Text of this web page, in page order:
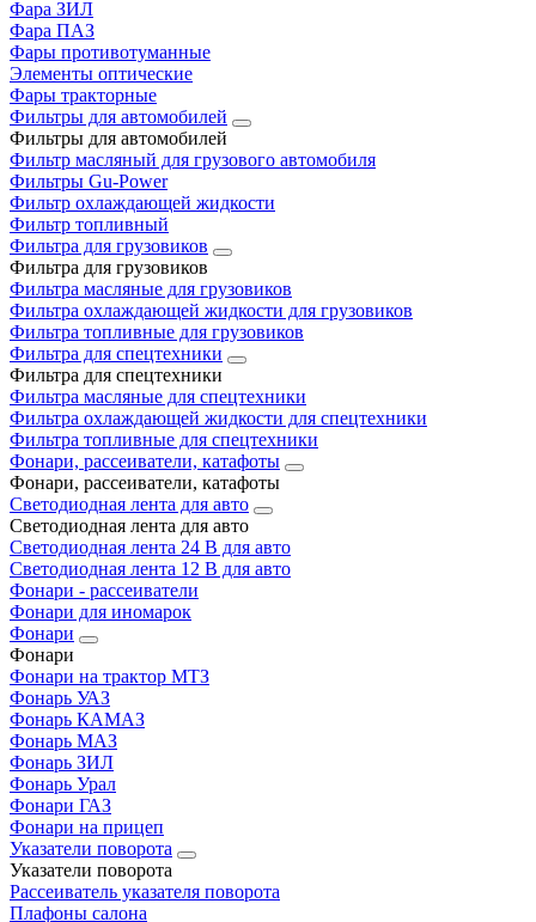
Фара ЗИЛ
Фара ПАЗ
Фары противотуманные
Элементы оптические
Фары тракторные
Фильтры для автомобилей
Фильтры для автомобилей
Фильтр масляный для грузового автомобиля
Фильтры Gu-Power
Фильтр охлаждающей жидкости
Фильтр топливный
Фильтра для грузовиков
Фильтра для грузовиков
Фильтра масляные для грузовиков
Фильтра охлаждающей жидкости для грузовиков
Фильтра топливные для грузовиков
Фильтра для спецтехники
Фильтра для спецтехники
Фильтра масляные для спецтехники
Фильтра охлаждающей жидкости для спецтехники
Фильтра топливные для спецтехники
Фонари, рассеиватели, катафоты
Фонари, рассеиватели, катафоты
Светодиодная лента для авто
Светодиодная лента для авто
Светодиодная лента 24 В для авто
Светодиодная лента 12 В для авто
Фонари - рассеиватели
Фонари для иномарок
Фонари
Фонари
Фонари на трактор МТЗ
Фонарь УАЗ
Фонарь КАМАЗ
Фонарь МАЗ
Фонарь ЗИЛ
Фонарь Урал
Фонари ГАЗ
Фонари на прицеп
Указатели поворота
Указатели поворота
Рассеиватель указателя поворота
Плафоны салона